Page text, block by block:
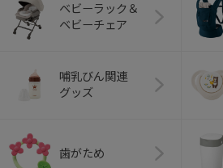
ベビーラック＆
ベビーチェア
哺乳びん関連
グッズ
歯がため